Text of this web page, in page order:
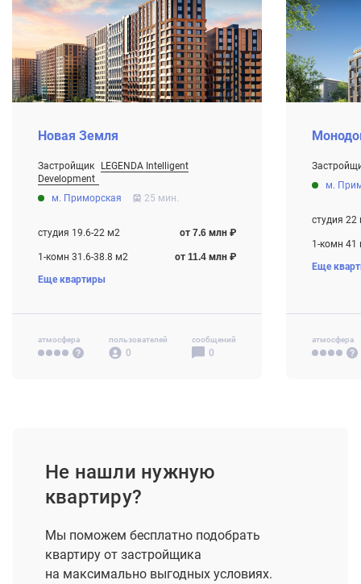
Новая Земля
Застройщик
LEGENDA Intelligent
Development
Строится
м. Приморская 25 мин.
студия 19.6-22 м2 от 7.6 млн ₽
1-комн 31.6-38.8 м2 от 11.4 млн ₽
2-комн 53-57.5 м2
Еще квартиры
атмосфера пользователей
0
сообщений
0
Строится
м.
студия 22
1-комн 41
2-комн 62
Еще
атмосфера
Не нашли нужную
квартиру?
Мы поможем бесплатно подобрать
квартиру от застройщика
на максимально выгодных условиях.